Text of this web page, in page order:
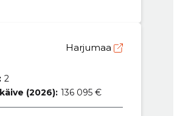
Harjumaa
2
(2026): 136 095 €